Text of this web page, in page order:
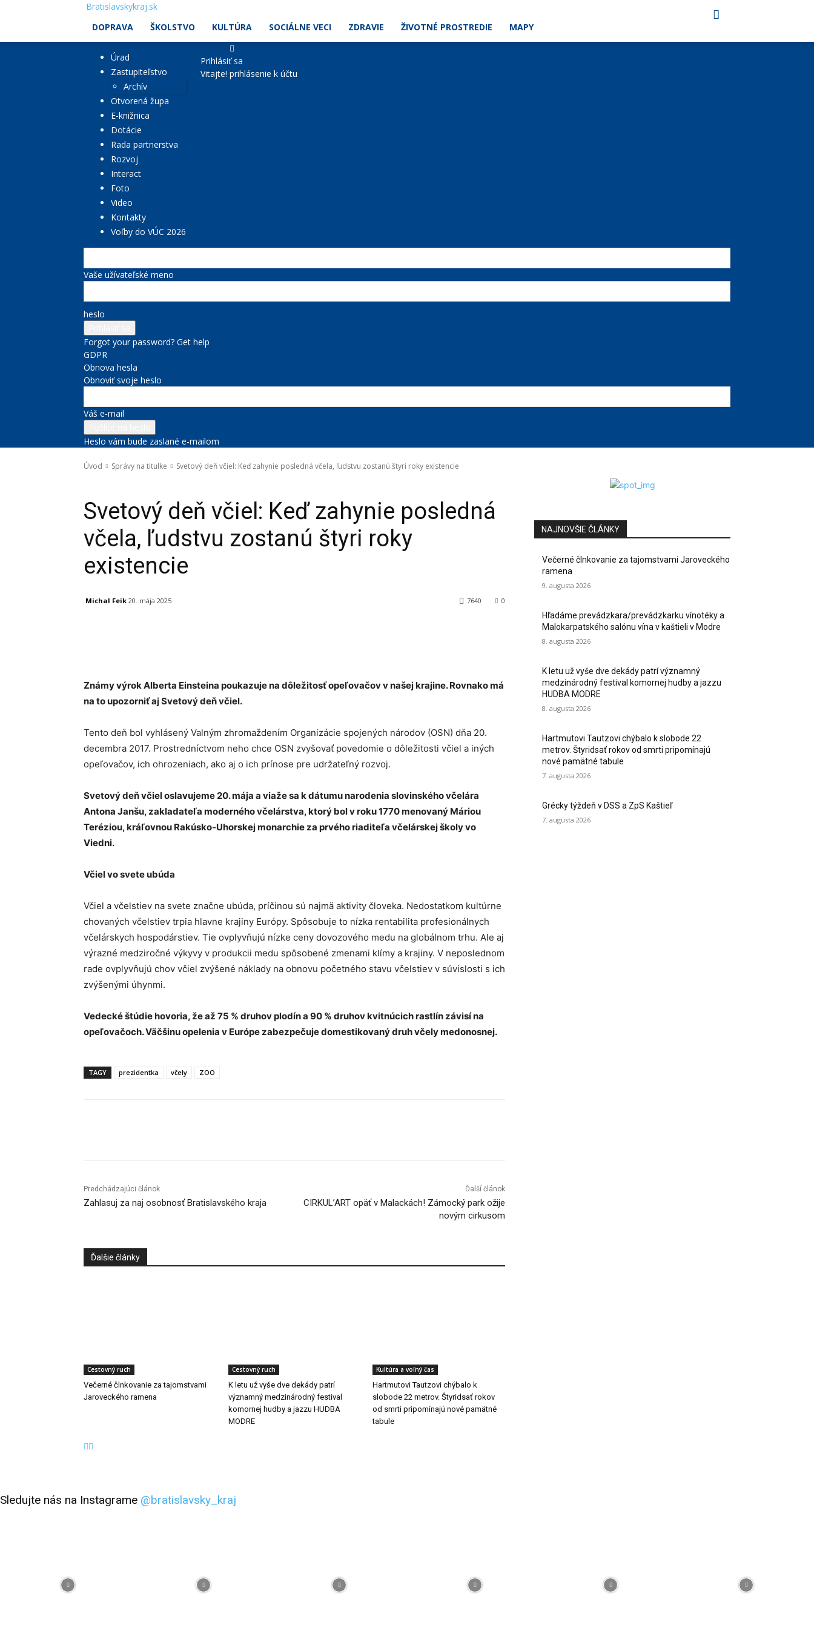
Bratislavskykraj.sk
DOPRAVA
ŠKOLSTVO KULTÚRA SOCIÁLNE VECI ZDRAVIE ŽIVOTNÉ PROSTREDIE MAPY
Úrad
Zastupiteľstvo
Archív
Otvorená župa
E-knižnica
Dotácie
Rada partnerstva
Rozvoj
Interact
Foto
Video
Kontakty
Voľby do VÚC 2026
Prihlásiť sa
Vitajte! prihlásenie k účtu
Vaše užívateľské meno
heslo
Forgot your password? Get help
GDPR
Obnova hesla
Obnoviť svoje heslo
Váš e-mail
Heslo vám bude zaslané e-mailom
Úvod Správy na titulke Svetový deň včiel: Keď zahynie posledná včela, ľudstvu zostanú štyri roky existencie
Svetový deň včiel: Keď zahynie posledná
včela, ľudstvu zostanú štyri roky
existencie
Michal Feik 20. mája 2025 0
7640
Známy výrok Alberta Einsteina poukazuje na dôležitosť opeľovačov v našej krajine. Rovnako má
na to upozorniť aj Svetový deň včiel.
Tento deň bol vyhlásený Valným zhromaždením Organizácie spojených národov (OSN) dňa 20.
decembra 2017. Prostredníctvom neho chce OSN zvyšovať povedomie o dôležitosti včiel a iných
opeľovačov, ich ohrozeniach, ako aj o ich prínose pre udržateľný rozvoj.
Svetový deň včiel oslavujeme 20. mája a viaže sa k dátumu narodenia slovinského včelára
Antona Janšu, zakladateľa moderného včelárstva, ktorý bol v roku 1770 menovaný Máriou
Teréziou, kráľovnou Rakúsko-Uhorskej monarchie za prvého riaditeľa včelárskej školy vo
Viedni.
Včiel vo svete ubúda
Včiel a včelstiev na svete značne ubúda, príčinou sú najmä aktivity človeka. Nedostatkom kultúrne
chovaných včelstiev trpia hlavne krajiny Európy. Spôsobuje to nízka rentabilita profesionálnych
včelárskych hospodárstiev. Tie ovplyvňujú nízke ceny dovozového medu na globálnom trhu. Ale aj
výrazné medziročné výkyvy v produkcii medu spôsobené zmenami klímy a krajiny. V neposlednom
rade ovplyvňujú chov včiel zvýšené náklady na obnovu početného stavu včelstiev v súvislosti s ich
zvýšenými úhynmi.
Vedecké štúdie hovoria, že až 75 % druhov plodín a 90 % druhov kvitnúcich rastlín závisí na
opeľovačoch. Väčšinu opelenia v Európe zabezpečuje domestikovaný druh včely medonosnej.
TAGY prezidentka včely ZOO
Predchádzajúci článok
Zahlasuj za naj osobnosť Bratislavského kraja
Ďalší článok
CIRKUL’ART opäť v Malackách! Zámocký park ožije
novým cirkusom
Ďalšie články
Cestovný ruch
Večerné člnkovanie za tajomstvami
Jaroveckého ramena
Cestovný ruch
K letu už vyše dve dekády patrí
významný medzinárodný festival
komornej hudby a jazzu HUDBA
MODRE
Kultúra a voľný čas
Hartmutovi Tautzovi chýbalo k
slobode 22 metrov. Štyridsať rokov
od smrti pripomínajú nové pamätné
tabule
NAJNOVŠIE ČLÁNKY
Večerné člnkovanie za tajomstvami Jaroveckého
ramena
9. augusta 2026
Hľadáme prevádzkara/prevádzkarku vínotéky a
Malokarpatského salónu vína v kaštieli v Modre
8. augusta 2026
K letu už vyše dve dekády patrí významný
medzinárodný festival komornej hudby a jazzu
HUDBA MODRE
8. augusta 2026
Hartmutovi Tautzovi chýbalo k slobode 22
metrov. Štyridsať rokov od smrti pripomínajú
nové pamätné tabule
7. augusta 2026
Grécky týždeň v DSS a ZpS Kaštieľ
7. augusta 2026
Sledujte nás na Instagrame @bratislavsky_kraj